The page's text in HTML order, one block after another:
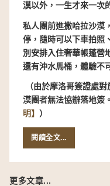
漠以外，一生才來一次
私人團前進撒哈拉沙漠
停，隨時可以下車拍照
別安排入住奢華帳蓬營
還有沖水馬桶，體驗不
（由於摩洛哥簽證處
漠團者無法協辦落地簽
明】 ）
閱讀全文...
更多文章...